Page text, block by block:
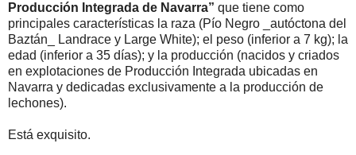
Producción Integrada de Navarra” que tiene como
principales características la raza (Pío Negro _autóctona del
Baztán_ Landrace y Large White); el peso (inferior a 7 kg); la
edad (inferior a 35 días); y la producción (nacidos y criados
en explotaciones de Producción Integrada ubicadas en
Navarra y dedicadas exclusivamente a la producción de
lechones).
Está exquisito.